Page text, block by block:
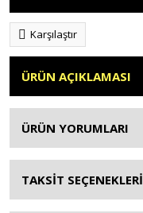
Karşılaştır
ÜRÜN AÇIKLAMASI
ÜRÜN YORUMLARI
TAKSİT SEÇENEKLERİ